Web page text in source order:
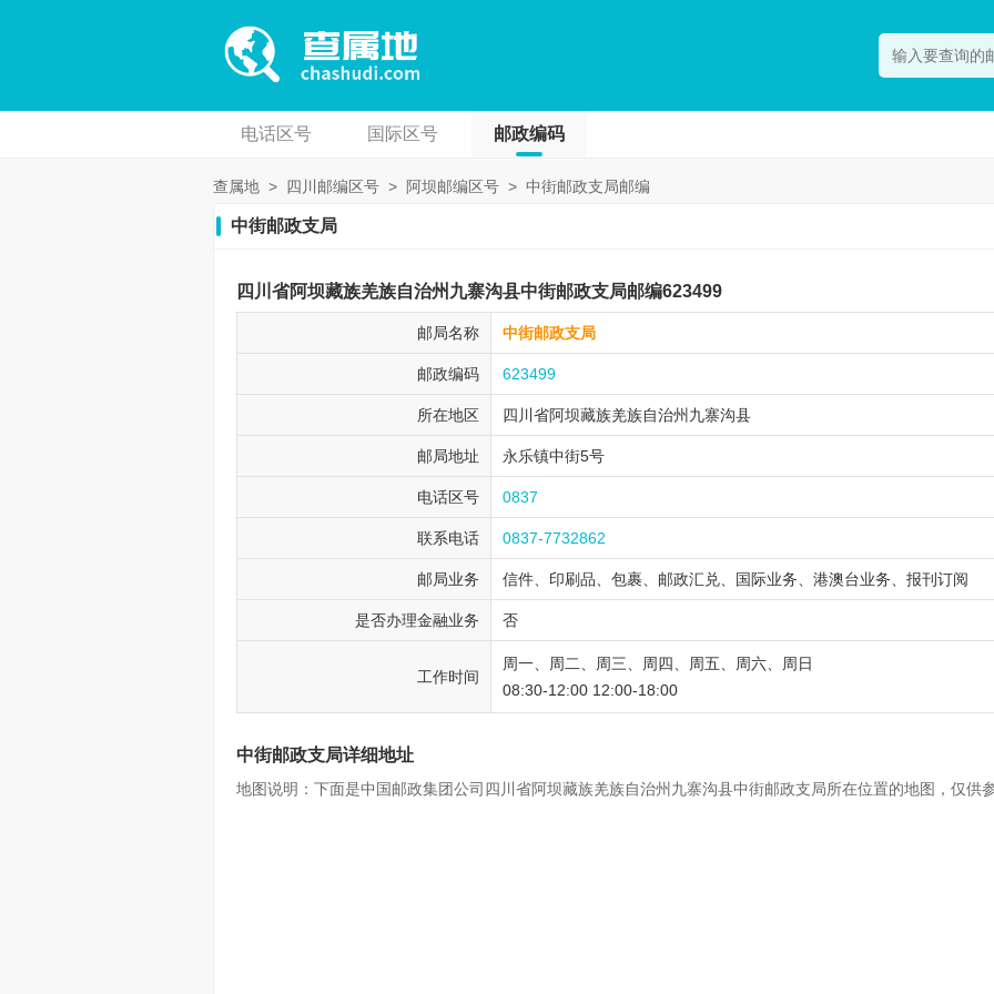
电话区号 国际区号 邮政编码
查属地 > 四川邮编区号 > 阿坝邮编区号 > 中街邮政支局邮编
中街邮政支局
四川省阿坝藏族羌族自治州九寨沟县中街邮政支局邮编623499
邮局名称 中街邮政支局
邮政编码 623499
所在地区 四川省阿坝藏族羌族自治州 九寨沟县
邮局地址 永乐镇中街5号
电话区号 0837
联系电话 0837-7732862
邮局业务 信件、印刷品、包裹、邮政汇兑、国际业务、港澳台业务、报刊订阅
是否办理金融业务 否
工作时间
周一、周二、周三、周四、周五、周六、周日
08:30-12:00 12:00-18:00
中街邮政支局详细地址
地图说明：下面是中国邮政集团公司四川省阿坝藏族羌族自治州九寨沟县中街邮政支局所在位置的地图，仅供